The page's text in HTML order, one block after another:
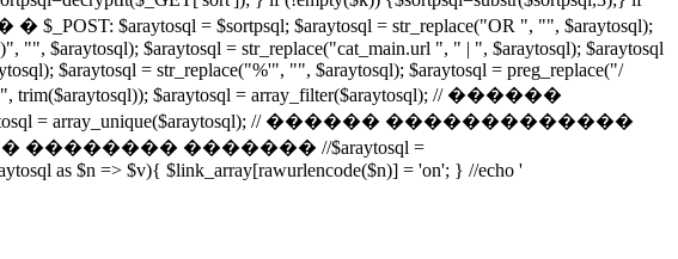
= $sortpsql; $araytosql = str_replace("OR ", "", $araytosql);
"", $araytosql); $araytosql = str_replace("cat_main.url ", " | ", $araytosql); $araytosql
$araytosql = str_replace("%'", "", $araytosql); $araytosql = preg_replace("/
$araytosql = array_filter($araytosql); // ������
= array_unique($araytosql); // ������ �������������
� �������� ������� //$araytosql =
as $n => $v){ $link_array[rawurlencode($n)] = 'on'; } //echo '